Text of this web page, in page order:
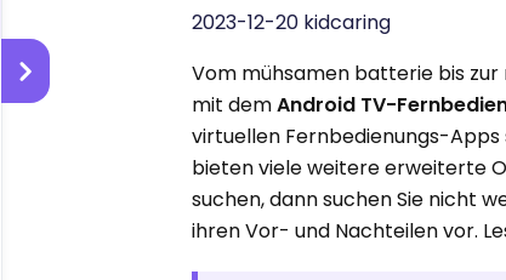
2023-12-20 kidcaring
Vom mühsamen batterie bis zur
mit demAndroid TV-
virtuellen Fernbedienungs-
bieten viele weitere erweiterte
suchen, dann suchen Sie nicht
ihren Vor- und Nachteilen vor.